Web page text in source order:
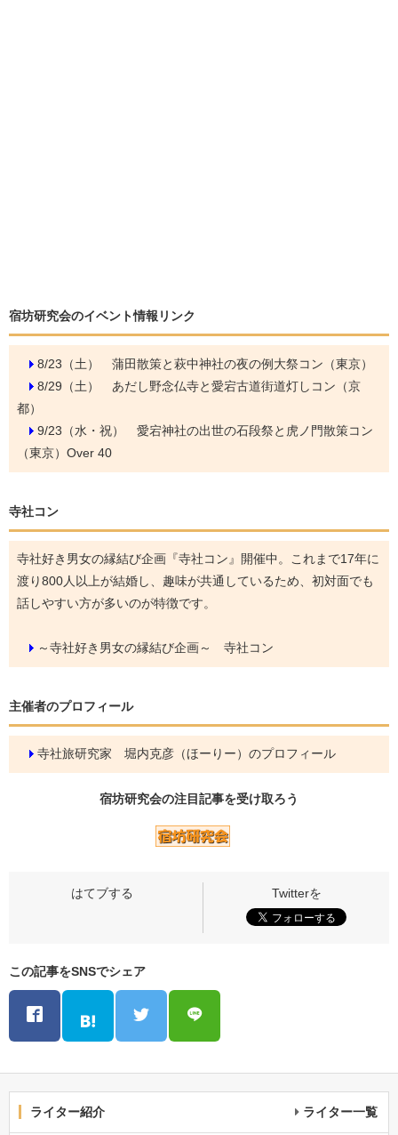
宿坊研究会のイベント情報リンク
8/23（土） 蒲田散策と萩中神社の夜の例大祭コン（東京）
8/29（土） あだし野念仏寺と愛宕古道街道灯しコン（京
都）
9/23（水・祝） 愛宕神社の出世の石段祭と虎ノ門散策コン
（東京）Over 40
寺社コン
寺社好き男女の縁結び企画『寺社コン』開催中。これまで17年に
渡り800人以上が結婚し、趣味が共通しているため、初対面でも
話しやすい方が多いのが特徴です。
～寺社好き男女の縁結び企画～ 寺社コン
主催者のプロフィール
寺社旅研究家 堀内克彦（ほーりー）のプロフィール
宿坊研究会の注目記事を受け取ろう
この記事をSNSでシェア
ライター紹介 ライター一覧